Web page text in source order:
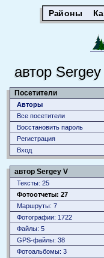
Районы
автор
Посетители
Авторы
Все посетители
Восстановить пароль
Регистрация
Вход
автор Sergey V
Тексты: 25
Фотоотчеты: 27
Маршруты: 7
Фотографии: 1722
Файлы: 5
GPS-файлы: 38
Фотоальбомы: 3